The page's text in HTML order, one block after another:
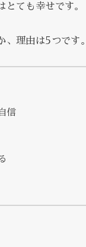
ても幸せです。
、理由は5つです。
信